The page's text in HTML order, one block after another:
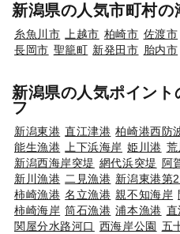
新潟県の人気市町村
糸魚川市 上越市 柏崎市 佐渡市
長岡市 聖籠町 新発田市 胎内市
新潟県の人気ポイント
フ
新潟東港 直江津港 柏崎港西防
能生漁港
上下浜海岸 姫川港 荒
新潟西海岸突堤 網代浜突堤 阿
新川漁港 二見漁港 新潟東港第
柿崎漁港 名立漁港 親不知海岸
柿崎海岸 筒石漁港 浦本漁港 直
関屋分水路河口 西海岸公園 五